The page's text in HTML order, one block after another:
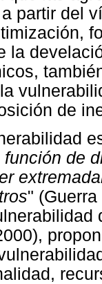
partir del
la
de
función de
"